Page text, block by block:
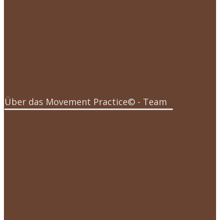
Über das Movement Practice© - Team